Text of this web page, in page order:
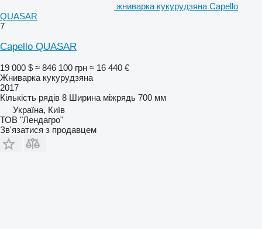
жниварка кукурудзяна Capello
QUASAR
7
Capello QUASAR
19 000 $ ≈ 846 100 грн ≈ 16 440 €
Жниварка кукурудзяна
2017
Кількість рядів 8 Ширина міжрядь 700 мм
Україна, Київ
ТОВ "Лендагро"
Зв'язатися з продавцем